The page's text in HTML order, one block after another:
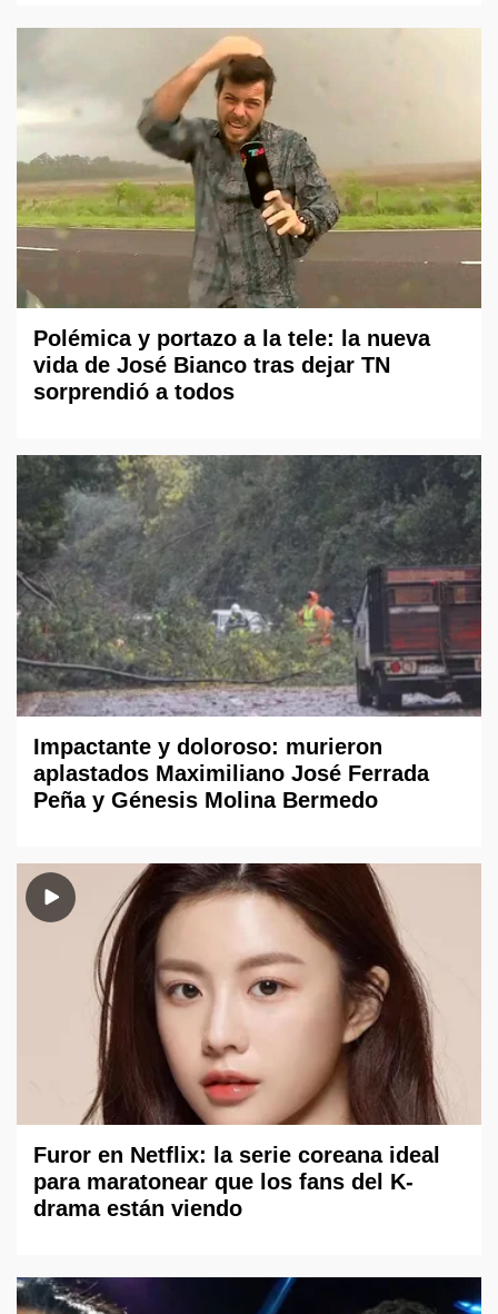
Polémica y portazo a la tele: la nueva
vida de José Bianco tras dejar TN
sorprendió a todos
Impactante y doloroso: murieron
aplastados Maximiliano José Ferrada
Peña y Génesis Molina Bermedo
Furor en Netflix: la serie coreana ideal
para maratonear que los fans del K-
drama están viendo